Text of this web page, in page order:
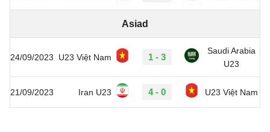
Asiad
24/09/2023 U23 Việt Nam 1 - 3
Saudi Arabia
U23
21/09/2023 Iran U23 4 - 0 U23 Việt Nam